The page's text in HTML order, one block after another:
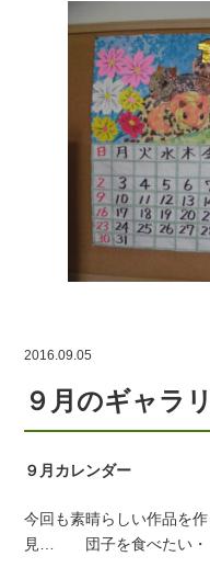
2016.09.05
９月のギャラ
９月カレンダー
今回も素晴らしい作品を
見… 団子を食べたい・